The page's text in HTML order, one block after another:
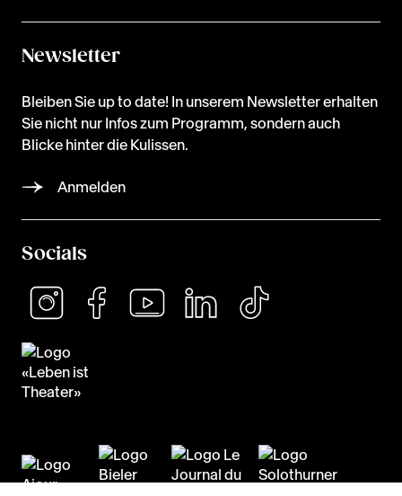
Newsletter
Bleiben Sie up to date! In unserem Newsletter erhalten
Sie nicht nur Infos zum Programm, sondern auch
Blicke hinter die Kulissen.
Anmelden
Socials